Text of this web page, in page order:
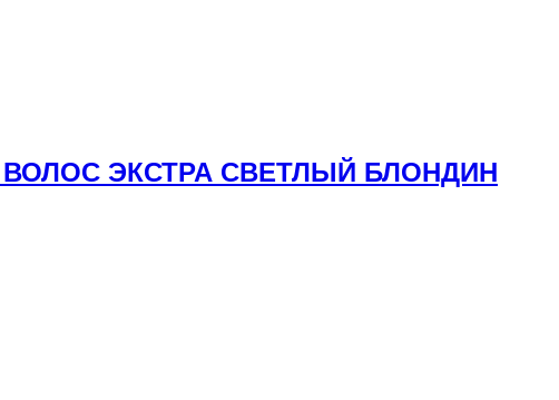
ВОЛОС ЭКСТРА СВЕТЛЫЙ БЛОНДИН